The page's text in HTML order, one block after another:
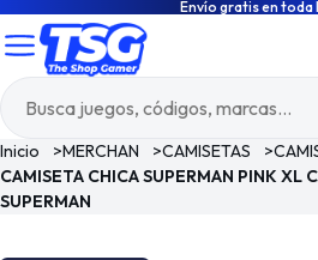
Envío gratis en toda
Inicio >MERCHAN >CAMISETAS >
CAMISETA CHICA SUPERMAN PINK XL
SUPERMAN